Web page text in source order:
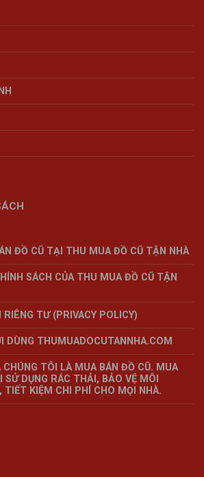
ĐỒ CŨ TẠI THU MUA ĐỒ CŨ TẬN NHÀ
SÁCH CỦA THU MUA ĐỒ CŨ TẬN
RIÊNG TƯ (PRIVACY POLICY)
DÙNG THUMUADOCUTANNHA.COM
CHÚNG TÔI LÀ MUA BÁN ĐỒ CŨ. MUA
SỬ DỤNG RÁC THẢI, BẢO VỆ MÔI
TIẾT KIỆM CHI PHÍ CHO MỌI NHÀ.